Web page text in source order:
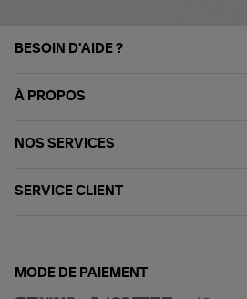
BESOIN D'AIDE ?
À PROPOS
NOS SERVICES
SERVICE CLIENT
MODE DE PAIEMENT